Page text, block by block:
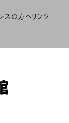
スの方へリンク